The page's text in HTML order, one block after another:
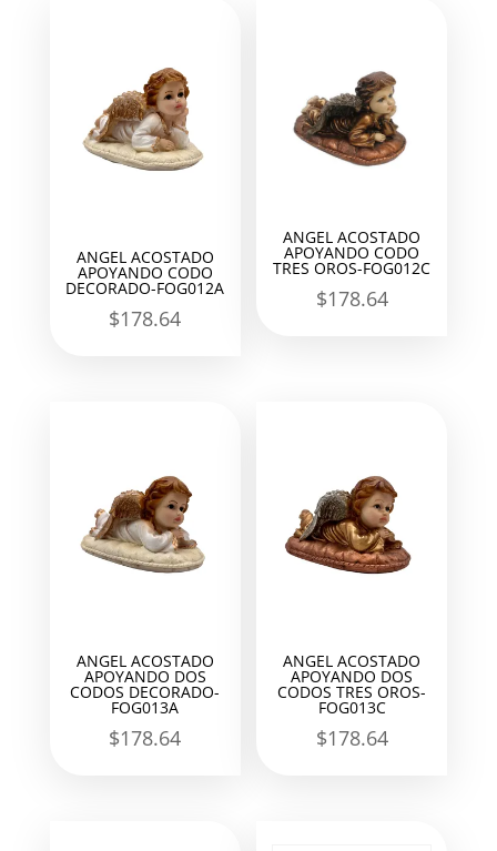
ANGEL ACOSTADO
APOYANDO CODO
DECORADO-FOG012A
$178.64
ANGEL ACOSTADO
APOYANDO CODO
TRES OROS-FOG012C
$178.64
ANGEL ACOSTADO
APOYANDO DOS
CODOS DECORADO-
FOG013A
$178.64
ANGEL ACOSTADO
APOYANDO DOS
CODOS TRES OROS-
FOG013C
$178.64